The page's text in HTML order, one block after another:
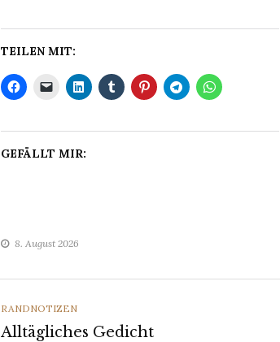
TEILEN MIT:
GEFÄLLT MIR:
8. August 2026
CATEGORIES
RANDNOTIZEN
Alltägliches Gedicht